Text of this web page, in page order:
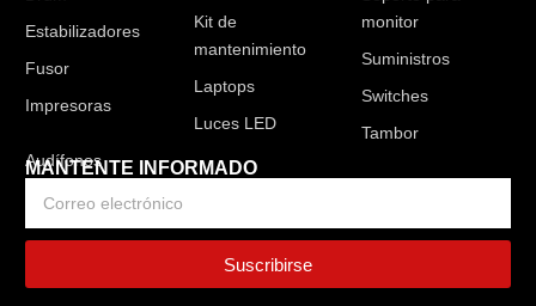
Estabilizadores
Fusor
Impresoras
Kit de
mantenimiento
Laptops
Luces LED
monitor
Suministros
Switches
Tambor
MANTENTE INFORMADO
Suscribirse